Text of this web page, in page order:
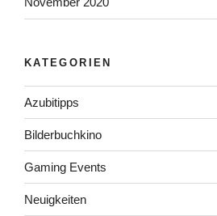
KATEGORIEN
Azubitipps
Bilderbuchkino
Gaming Events
Neuigkeiten